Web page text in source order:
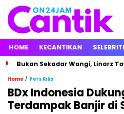
HOME KECANTIKAN SELEBRITI
Bukan Sekadar Wangi, Linarz
Home / Pers Rilis
BDx Indonesia
Terdampak Banjir di